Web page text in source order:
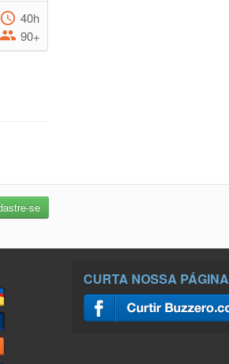
40h
90+
CURTA NOSSA PÁGINA